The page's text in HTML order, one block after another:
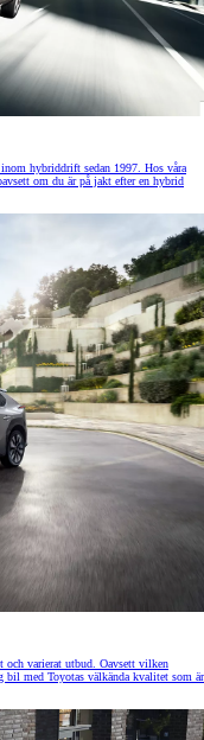
hybriddrift sedan 1997. Hos våra
om du är på jakt efter en hybrid
och varierat utbud. Oavsett vilken
bil med Toyotas välkända kvalitet som är